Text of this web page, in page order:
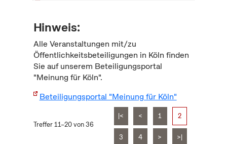
Hinweis:
Alle Veranstaltungen mit/zu
Öffentlichkeitsbeteiligungen in Köln finden
Sie auf unserem Beteiligungsportal
"Meinung für Köln".
Beteiligungsportal "Meinung für Köln"
Treffer 11–20 von 36
|< < 1 2
3 4 > >|